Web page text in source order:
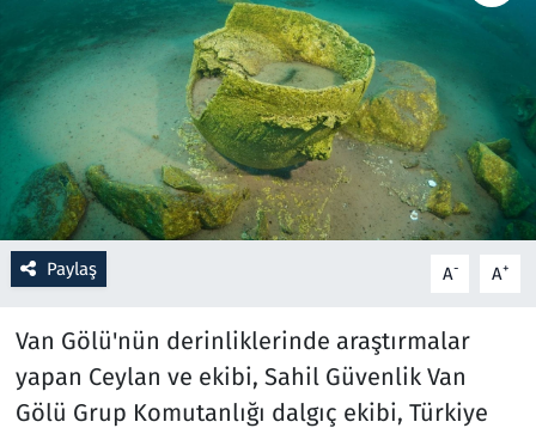
Paylaş A- A+
Van Gölü'nün derinliklerinde araştırmalar
yapan Ceylan ve ekibi, Sahil Güvenlik Van
Gölü Grup Komutanlığı dalgıç ekibi, Türkiye
Resmi İlanlar
Rüya Tabirleri
Sağlık
Savunma Sanayi
Seçim 2023
Spor
Teknoloji ve Bilim